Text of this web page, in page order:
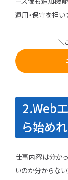
運用・保守を担い
＼
2.Web
ら始め
仕事内容は分か
いのか分からない